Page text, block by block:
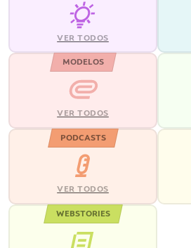
VER TODOS
MODELOS
VER TODOS
PODCASTS
VER TODOS
WEBSTORIES